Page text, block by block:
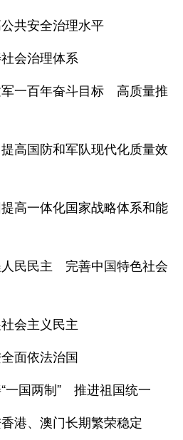
安全治理水平
治理体系
一百年奋斗目标 高质量推
国防和军队现代化质量效
一体化国家战略体系和能
民民主 完善中国特色社会
主义民主
依法治国
一国两制” 推进祖国统一
、澳门长期繁荣稳定